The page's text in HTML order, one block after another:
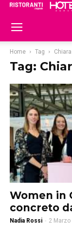
Home Tag
Tag:
Women in
concreto
Nadia Rossi - 2 Marzo